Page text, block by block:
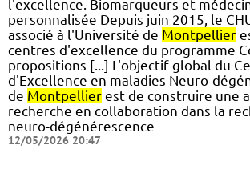
l'excellence. Biomarqueurs et
personnalisée Depuis juin 2015, le
associé à l'Université de Montpellier
centres d'excellence du programme
propositions [...] L'objectif global du
d'Excellence en maladies Neuro-
de Montpellier est de construire une
recherche en collaboration dans la
neuro-dégénérescence
12/05/2026 20:47